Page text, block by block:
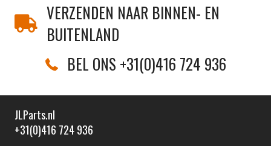
VERZENDEN NAAR BINNEN- EN
BUITENLAND
BEL ONS +31(0)416 724 936
JLParts.nl
+31(0)416 724 936